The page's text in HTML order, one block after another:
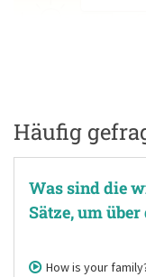
Häufig
Was sind die
Sätze, um
How is your